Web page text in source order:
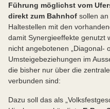
Führung möglichst vom
direkt zum Bahnhof sollen
Haltestellen mit den
damit Synergieeffekte genutzt
nicht angebotenen „Diagonal-
Umsteigebeziehungen im
die bisher nur über die
verbunden sind:
Dazu soll das als